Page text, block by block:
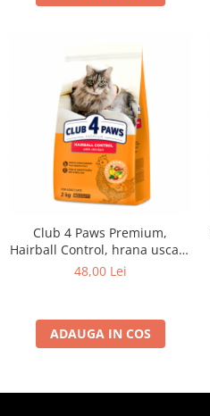
Club 4 Paws Premium,
Hairball Control, hrana uscata
pisici adulte, 2kg
48,00 Lei
ADAUGA IN COS